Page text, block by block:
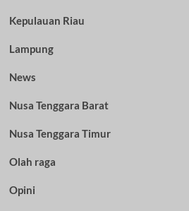
Kepulauan Riau
Lampung
News
Nusa Tenggara Barat
Nusa Tenggara Timur
Olah raga
Opini